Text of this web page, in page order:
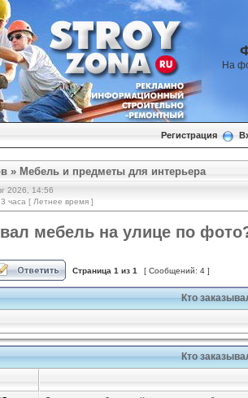
На
Регистрация
» Мебель и предметы для интерьера
2026, 14:56
часа [ Летнее время ]
мебель на улице по
Страница 1 из 1 [ Сообщений: 4 ]
Кто
Кто